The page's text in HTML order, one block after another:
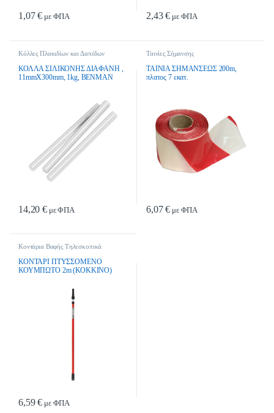
1,07€ με ΦΠΑ 2,43€ με ΦΠΑ
Κόλλες Πλακιδίων και Δαπέδων
ΚΟΛΛΑ ΣΙΛΙΚΟΝΗΣ ΔΙΑΦΑΝΗ ,
11mmX300mm, 1kg, BENMAN
14,20€ με ΦΠΑ
Ταινίες Σήμανσης
ΤΑΙΝΙΑ ΣΗΜΑΝΣΕΩΣ 200m,
πλατος 7 εκατ.
6,07€ με ΦΠΑ
Κοντάρια Βαφής Τηλεσκοπικά
ΚΟΝΤΑΡΙ ΠΤΥΣΣΟΜΕΝΟ
ΚΟΥΜΠΩΤΟ 2m (ΚΟΚΚΙΝΟ)
6,59€ με ΦΠΑ